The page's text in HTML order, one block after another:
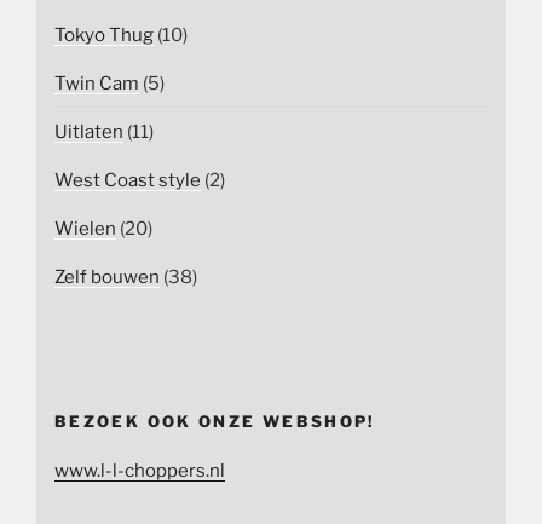
Tokyo Thug (10)
Twin Cam (5)
Uitlaten (11)
West Coast style (2)
Wielen (20)
Zelf bouwen (38)
BEZOEK OOK ONZE WEBSHOP!
www.l-l-choppers.nl